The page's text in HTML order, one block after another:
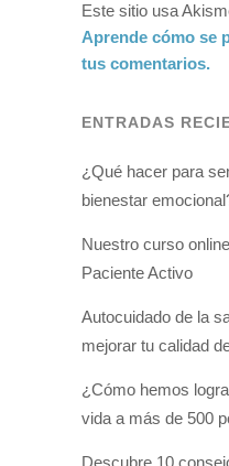
Este sitio usa
Aprende cómo se
tus comentarios.
ENTRADAS
¿Qué hacer para
bienestar
Nuestro curso
Paciente Activo
Autocuidado de la
mejorar tu calidad
¿Cómo hemos
vida a más de 500